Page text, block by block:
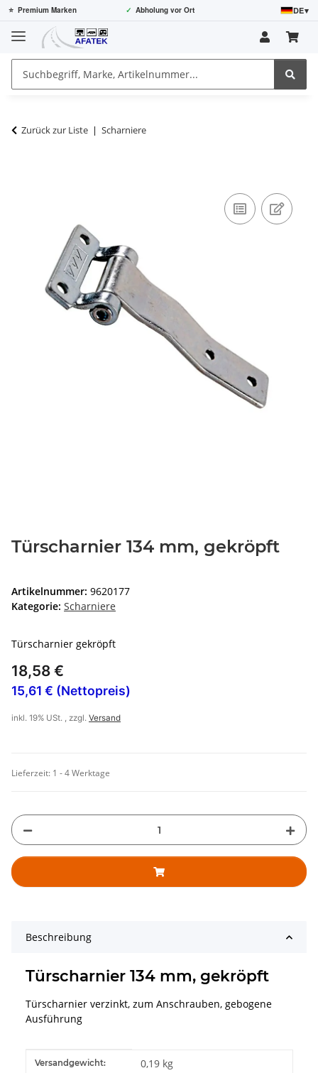
⭐ Premium Marken ✓ Abholung vor Ort DE▾
Zurück zur Liste Scharniere
Türscharnier 134 mm, gekröpft
Artikelnummer: 9620177
Kategorie: Scharniere
Türscharnier gekröpft
18,58 €
15,61 € (Nettopreis)
inkl. 19% USt. , zzgl. Versand
Lieferzeit: 1 - 4 Werktage
Beschreibung
Türscharnier 134 mm, gekröpft
Türscharnier verzinkt, zum Anschrauben, gebogene
Ausführung
Produkteigenschaft
Wert
Versandgewicht: 0,19 kg